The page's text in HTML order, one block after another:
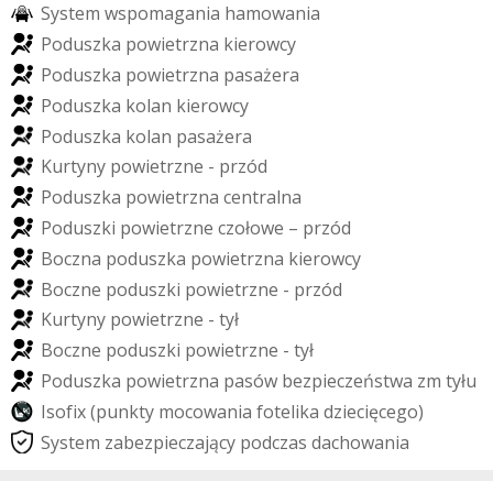
System wspomagania hamowania
Poduszka powietrzna kierowcy
Poduszka powietrzna pasażera
Poduszka kolan kierowcy
Poduszka kolan pasażera
Kurtyny powietrzne - przód
Poduszka powietrzna centralna
Poduszki powietrzne czołowe – przód
Boczna poduszka powietrzna kierowcy
Boczne poduszki powietrzne - przód
Kurtyny powietrzne - tył
Boczne poduszki powietrzne - tył
Poduszka powietrzna pasów bezpieczeństwa zm tyłu
Isofix(punkty mocowania fotelika dziecięcego)
System zabezpieczający podczas dachowania